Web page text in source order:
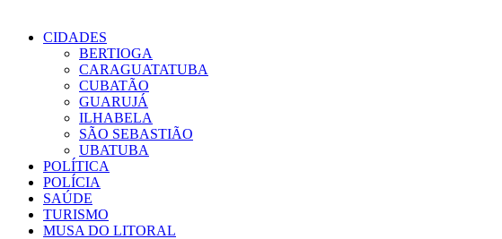
CIDADES
BERTIOGA
CARAGUATATUBA
CUBATÃO
GUARUJÁ
ILHABELA
SÃO SEBASTIÃO
UBATUBA
POLÍTICA
POLÍCIA
SAÚDE
TURISMO
MUSA DO LITORAL